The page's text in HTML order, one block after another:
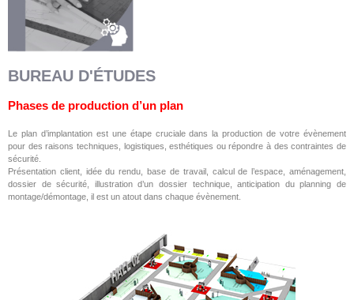
BUREAU D'ÉTUDES
Phases de production d’un plan
Le plan d’implantation est une étape cruciale dans la production de votre évènement
pour des raisons techniques, logistiques, esthétiques ou répondre à des contraintes de
sécurité.
Présentation client, idée du rendu, base de travail, calcul de l’espace, aménagement,
dossier de sécurité, illustration d’un dossier technique, anticipation du planning de
montage/démontage, il est un atout dans chaque évènement.